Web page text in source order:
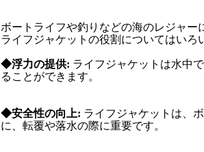
ボートライフや釣りなどの海のレジャー
ライフジャケットの役割についてはいろ
◆浮力の提供: ライフジャケットは水中
ることができます。
◆安全性の向上: ライフジャケットは、
に、転覆や落水の際に重要です。